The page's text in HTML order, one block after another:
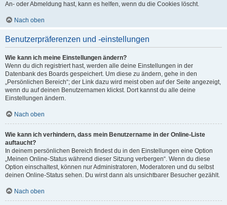
An- oder Abmeldung hast, kann es helfen, wenn du die Cookies löscht.
Nach oben
Benutzerpräferenzen und -einstellungen
Wie kann ich meine Einstellungen ändern?
Wenn du dich registriert hast, werden alle deine Einstellungen in der
Datenbank des Boards gespeichert. Um diese zu ändern, gehe in den
„Persönlichen Bereich“; der Link dazu wird meist oben auf der Seite angezeigt,
wenn du auf deinen Benutzernamen klickst. Dort kannst du alle deine
Einstellungen ändern.
Nach oben
Wie kann ich verhindern, dass mein Benutzername in der Online-Liste
auftaucht?
In deinem persönlichen Bereich findest du in den Einstellungen eine Option
„Meinen Online-Status während dieser Sitzung verbergen“. Wenn du diese
Option einschaltest, können nur Administratoren, Moderatoren und du selbst
deinen Online-Status sehen. Du wirst dann als unsichtbarer Besucher gezählt.
Nach oben